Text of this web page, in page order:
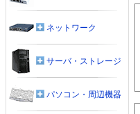
ネットワーク
サーバ・ストレージ
パソコン・周辺機器